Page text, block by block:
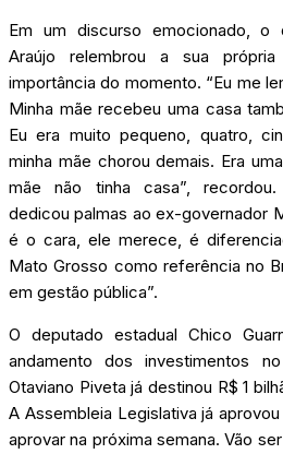
Em um discurso emocionado, o
Araújo relembrou a sua
importância do momento. “Eu me
Minha mãe recebeu uma casa
Eu era muito pequeno, quatro,
minha mãe chorou demais. Era
mãe não tinha casa”,
dedicou palmas ao ex-governador
é o cara, ele merece, é
Mato Grosso como referência no
em gestão pública”.
O deputado estadual Chico
andamento dos investimentos
Otaviano Piveta já destinou R$ 1
A Assembleia Legislativa já
aprovar na próxima semana. Vão